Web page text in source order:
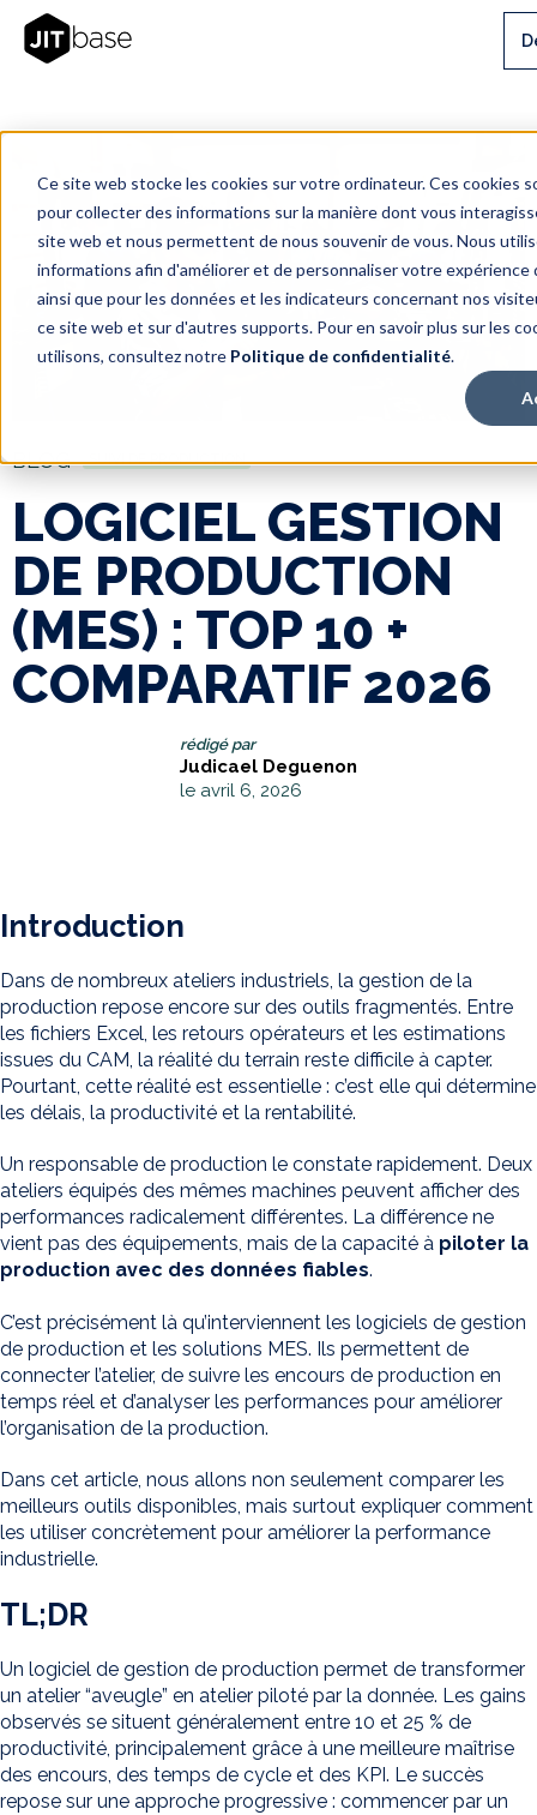
Ce site web stocke les cookies sur votre ordinateur. Ces cookies
pour collecter des informations sur la manière dont vous
site web et nous permettent de nous souvenir de vous. Nous
informations afin d'améliorer et de personnaliser votre expérience
ainsi que pour les données et les indicateurs concernant nos
ce site web et sur d'autres supports. Pour en savoir plus sur les
utilisons, consultez notre Politique de confidentialité.
BLOG SUIVI DE PRODUCTION
LOGICIEL GESTION
DE PRODUCTION
(MES) : TOP 10 +
COMPARATIF 2026
rédigé par
Judicael Deguenon
le avril 6, 2026
Introduction
Dans de nombreux ateliers industriels, la gestion de la
production repose encore sur des outils fragmentés. Entre
les fichiers Excel, les retours opérateurs et les estimations
issues du CAM, la réalité du terrain reste difficile à capter.
Pourtant, cette réalité est essentielle : c’est elle qui détermine
les délais, la productivité et la rentabilité.
Un responsable de production le constate rapidement. Deux
ateliers équipés des mêmes machines peuvent afficher des
performances radicalement différentes. La différence ne
vient pas des équipements, mais de la capacité à piloter la
production avec des données fiables.
C’est précisément là qu’interviennent les logiciels de gestion
de production et les solutions MES. Ils permettent de
connecter l’atelier, de suivre les encours de production en
temps réel et d’analyser les performances pour améliorer
l’organisation de la production.
Dans cet article, nous allons non seulement comparer les
meilleurs outils disponibles, mais surtout expliquer comment
les utiliser concrètement pour améliorer la performance
industrielle.
TL;DR
Un logiciel de gestion de production permet de transformer
un atelier “aveugle” en atelier piloté par la donnée. Les gains
observés se situent généralement entre 10 et 25 % de
productivité, principalement grâce à une meilleure maîtrise
des encours, des temps de cycle et des KPI. Le succès
repose sur une approche progressive : commencer par un